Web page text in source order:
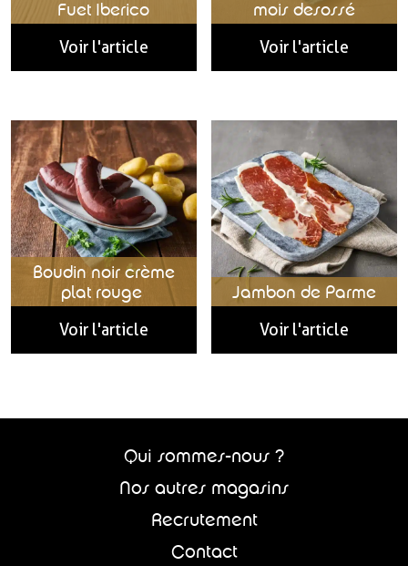
Fuet Iberico
Voir l'article
mois desossé
Voir l'article
Boudin noir crème
plat rouge
Voir l'article
Jambon de Parme
Voir l'article
Qui sommes-nous ?
Nos autres magasins
Recrutement
Contact